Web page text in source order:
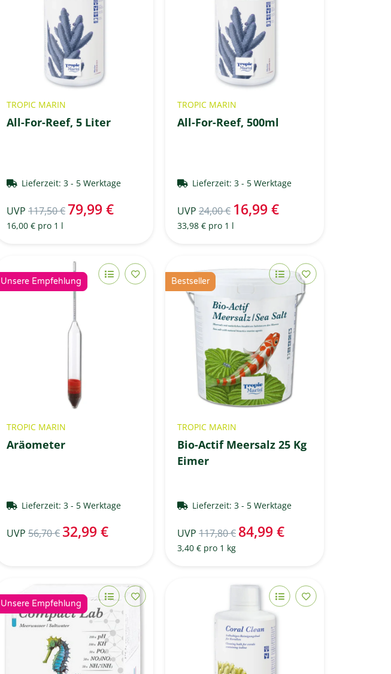
TROPIC MARIN
All-For-Reef, 5 Liter
Lieferzeit:3 - 5 Werktage
UVP 117,50 €79,99 €
16,00 € pro 1 l
TROPIC MARIN
All-For-Reef, 500ml
Lieferzeit:3 - 5 Werktage
UVP 24,00 € 16,99 €
33,98 € pro 1 l
Unsere Empfehlung
TROPIC MARIN
Aräometer
Lieferzeit:3 - 5 Werktage
UVP 56,70 € 32,99 €
Bestseller
TROPIC MARIN
Bio-Actif Meersalz 25 Kg
Eimer
Lieferzeit:3 - 5 Werktage
UVP 117,80 € 84,99 €
3,40 € pro 1 kg
Unsere Empfehlung